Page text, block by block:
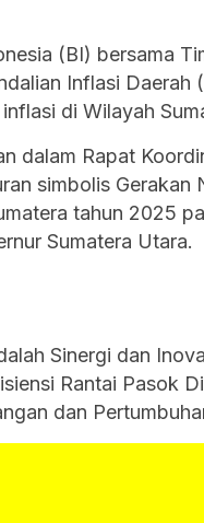
(BI) bersama
Inflasi Daerah
di Wilayah
dalam Rapat
simbolis Gerakan
tahun 2025
Sumatera Utara.
Sinergi dan
Rantai Pasok
dan